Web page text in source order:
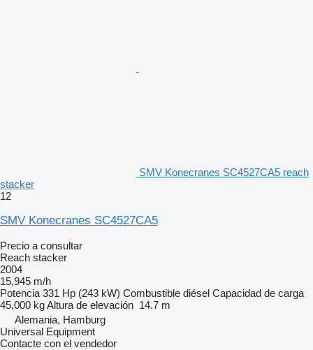
SMV Konecranes SC4527CA5 reach
stacker
12
SMV Konecranes SC4527CA5
Precio a consultar
Reach stacker
2004
15,945 m/h
Potencia 331 Hp (243 kW) Combustible diésel Capacidad de carga
45,000 kgAltura de elevación 14.7 m
Alemania, Hamburg
Universal Equipment
Contacte con el vendedor